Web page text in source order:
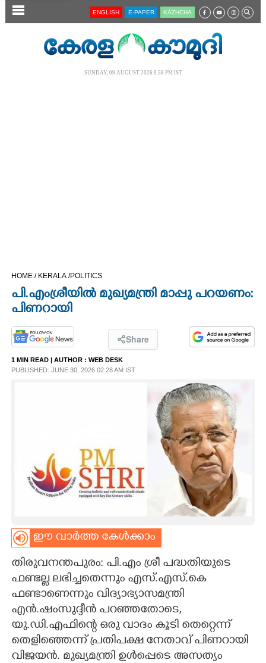
SECTIONS
CINEMA
OPINION
PHOTOS
ART
LITERATURE
ZOOM
CONTACT US
ENGLISH E-PAPER KĀZHCHA
SUNDAY, 09 AUGUST 2026 8.58 PM IST
HOME / KERALA /POLITICS
പി.എംശ്രീയിൽ മുഖ്യമന്ത്രി മാപ്പു പറയണം:
പിണറായി
Share
1 MIN READ | AUTHOR : WEB DESK
PUBLISHED: JUNE 30, 2026 02:28 AM IST
ഈ വാർത്ത കേൾക്കാം
തിരുവനന്തപുരം: പി.എം ശ്രീ പദ്ധതിയുടെ
ഫണ്ടല്ല ലഭിച്ചതെന്നും എസ്.എസ്.കെ
ഫണ്ടാണെന്നും വിദ്യാഭ്യാസമന്ത്രി
എൻ.ഷംസുദ്ദീൻ പറഞ്ഞതോടെ,
യു.ഡി.എഫിന്റെ ഒരു വാദം കൂടി തെറ്റെന്ന്
തെളിഞ്ഞെന്ന് പ്രതിപക്ഷ നേതാവ് പിണറായി
വിജയൻ. മുഖ്യമന്ത്രി ഉൾപ്പെടെ അസത്യം